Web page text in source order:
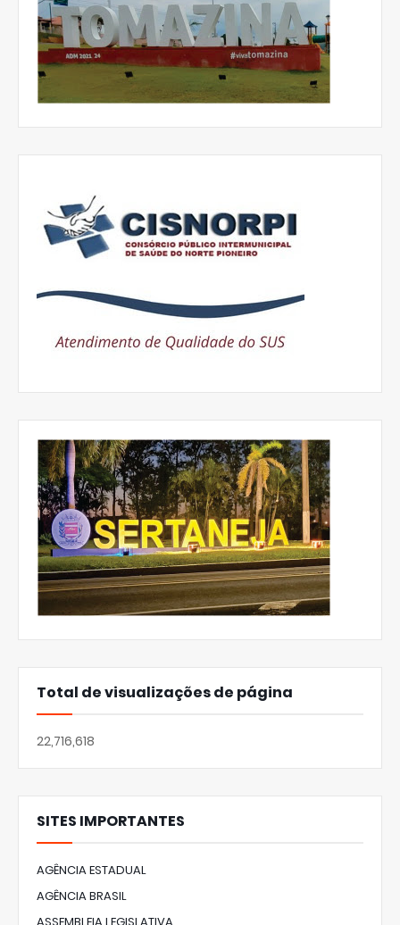
Total de visualizações de página
22,716,618
SITES IMPORTANTES
AGÊNCIA ESTADUAL
AGÊNCIA BRASIL
ASSEMBLEIA LEGISLATIVA